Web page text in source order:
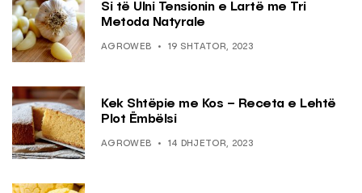
Si të Ulni Tensionin e Lartë me Tri
Metoda Natyrale
AGROWEB 19 SHTATOR, 2023
Kek Shtëpie me Kos – Receta e Lehtë
Plot Ëmbëlsi
AGROWEB 14 DHJETOR, 2023